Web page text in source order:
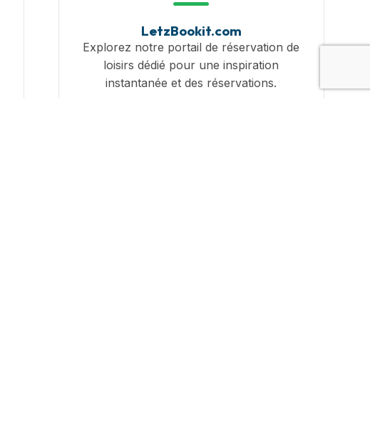
LetzBookit.com
Explorez notre portail de réservation de
loisirs dédié pour une inspiration
instantanée et des réservations.